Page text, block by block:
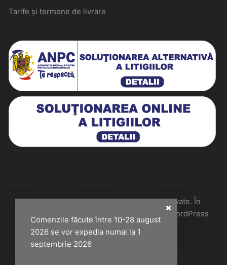
Comenzile făcute între 10-28 august
2026 se vor expedia numai la 1
septembrie 2026
Tarife și termene de livrare
Historiarum 2026 - Toate drepturile rezervate. În
colaborare cu Perfect Pixel & Mentenanță WordPress